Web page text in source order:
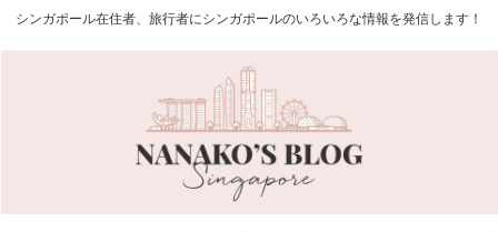
シンガポール在住者、旅行者にシンガポールのいろいろな情報を発信します！